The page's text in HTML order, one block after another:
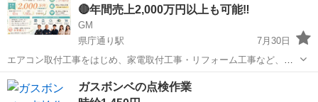
様…
🔴年間売上2,000万円以上も可能‼️
GM
県庁通り駅
7月30日
エアコン取付工事をはじめ、家電取付工事・リフォーム工事など、多
数の案件をご用意しております！ 大手家電量販店様をはじめ、不動産
管理会社様・建設会社様・工務店様・電材販売会社様・通販会社様な
岡山 県庁通り駅 その他
ガスボンベの点検作業